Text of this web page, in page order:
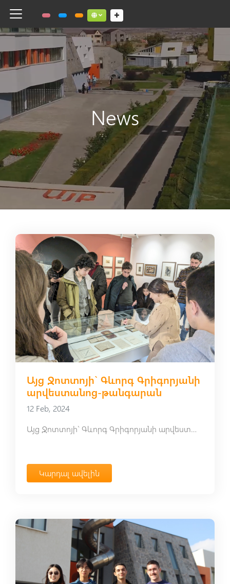
Toggle navigation Social links dropdown button
News
Այց Ջոտտոյի` Գևորգ Գրիգորյանի
արվեստանոց-թանգարան
12 Feb, 2024
Այց Ջոտտոյի` Գևորգ Գրիգորյանի արվեստանոց-թանգարան
Կարդալ ավելին